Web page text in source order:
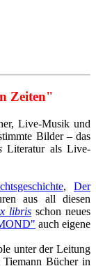
Zeiten"
Live-Musik und
Bilder – das
Literatur als Live-
,Der
aus all diesen
libris schon neues
auch eigene
unter der Leitung
Tiemann Bücher in